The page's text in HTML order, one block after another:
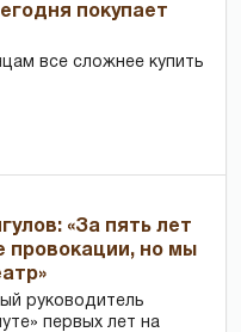
покупает
все сложнее купить
«За пять лет
провокации, но мы
руководитель
первых лет на